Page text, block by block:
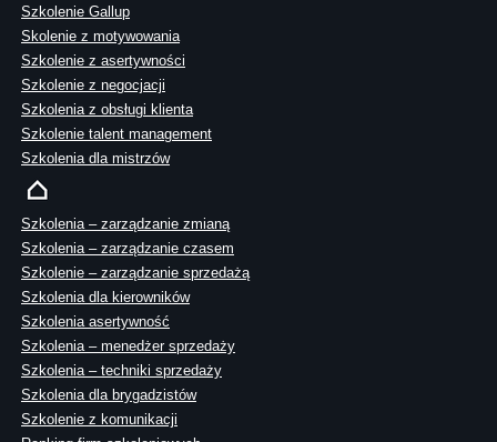
Szkolenie Gallup
Skolenie z motywowania
Szkolenie z asertywności
Szkolenie z negocjacji
Szkolenia z obsługi klienta
Szkolenie talent management
Szkolenia dla mistrzów
Szkolenia – zarządzanie zmianą
Szkolenia – zarządzanie czasem
Szkolenie – zarządzanie sprzedażą
Szkolenia dla kierowników
Szkolenia asertywność
Szkolenia – menedżer sprzedaży
Szkolenia – techniki sprzedaży
Szkolenia dla brygadzistów
Szkolenie z komunikacji